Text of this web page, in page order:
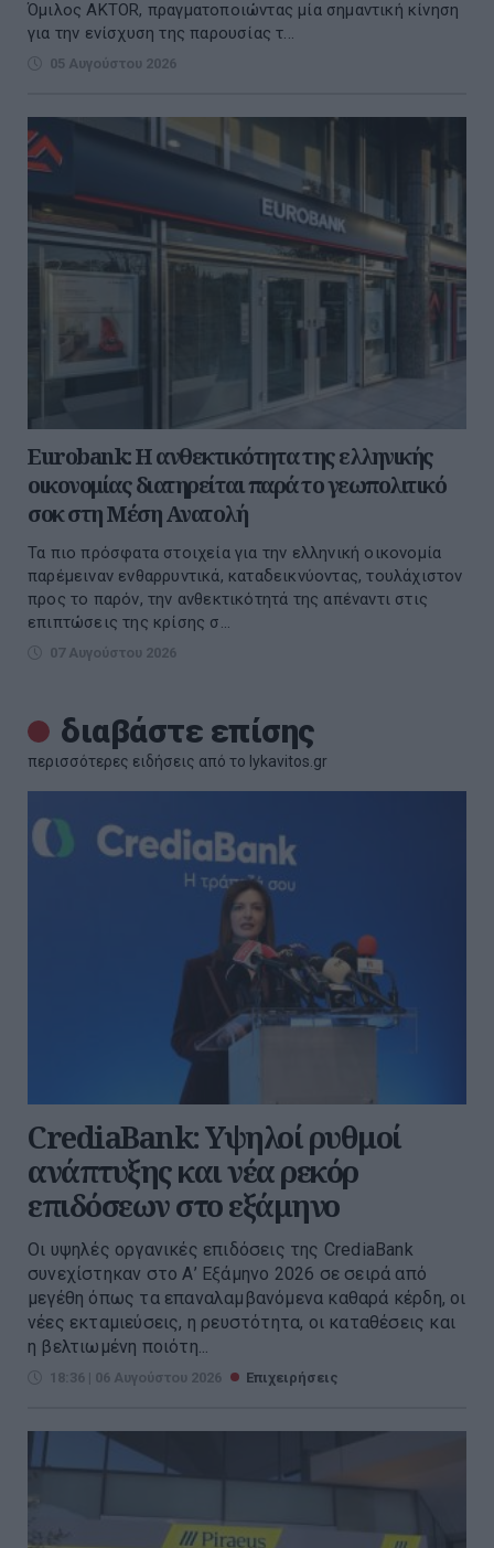
Όμιλος AKTOR, πραγματοποιώντας μία σημαντική κίνηση
για την ενίσχυση της παρουσίας τ...
05 Αυγούστου 2026
Eurobank: Η ανθεκτικότητα της ελληνικής
οικονομίας διατηρείται παρά το γεωπολιτικό
σοκ στη Μέση Ανατολή
Τα πιο πρόσφατα στοιχεία για την ελληνική οικονομία
παρέμειναν ενθαρρυντικά, καταδεικνύοντας, τουλάχιστον
προς το παρόν, την ανθεκτικότητά της απέναντι στις
επιπτώσεις της κρίσης σ...
07 Αυγούστου 2026
διαβάστε επίσης
περισσότερες ειδήσεις από το lykavitos.gr
CrediaBank: Υψηλοί ρυθμοί
ανάπτυξης και νέα ρεκόρ
επιδόσεων στο εξάμηνο
Οι υψηλές οργανικές επιδόσεις της CrediaBank
συνεχίστηκαν στο Α’ Εξάμηνο 2026 σε σειρά από
μεγέθη όπως τα επαναλαμβανόμενα καθαρά κέρδη, οι
νέες εκταμιεύσεις, η ρευστότητα, οι καταθέσεις και
η βελτιωμένη ποιότη...
18:36 | 06 Αυγούστου 2026 Επιχειρήσεις